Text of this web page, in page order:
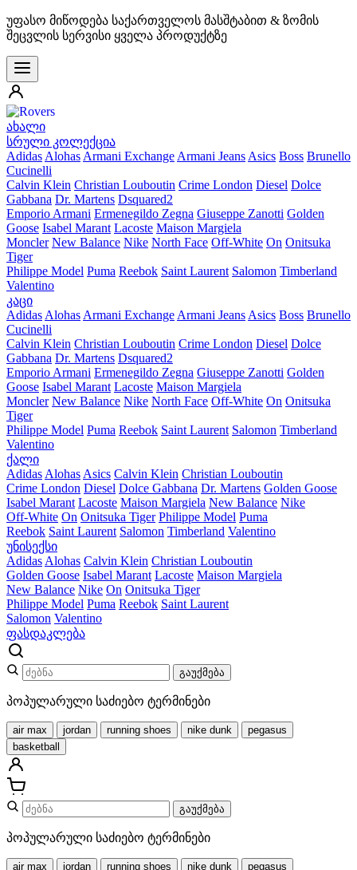
უფასო მიწოდება საქართველოს მასშტაბით & ზომის
შეცვლის სერვისი ყველა პროდუქტზე
ახალი
სრული კოლექცია
Adidas Alohas Armani Exchange Armani Jeans Asics Boss Brunello
Cucinelli
Calvin Klein Christian Louboutin Crime London Diesel Dolce
Gabbana Dr. Martens Dsquared2
Emporio Armani Ermenegildo Zegna Giuseppe Zanotti Golden
Goose Isabel Marant Lacoste Maison Margiela
Moncler New Balance Nike North Face Off-White On Onitsuka
Tiger
Philippe Model Puma Reebok Saint Laurent Salomon Timberland
Valentino
კაცი
Adidas Alohas Armani Exchange Armani Jeans Asics Boss Brunello
Cucinelli
Calvin Klein Christian Louboutin Crime London Diesel Dolce
Gabbana Dr. Martens Dsquared2
Emporio Armani Ermenegildo Zegna Giuseppe Zanotti Golden
Goose Isabel Marant Lacoste Maison Margiela
Moncler New Balance Nike North Face Off-White On Onitsuka
Tiger
Philippe Model Puma Reebok Saint Laurent Salomon Timberland
Valentino
ქალი
Adidas Alohas Asics Calvin Klein Christian Louboutin
Crime London Diesel Dolce Gabbana Dr. Martens Golden Goose
Isabel Marant Lacoste Maison Margiela New Balance Nike
Off-White On Onitsuka Tiger Philippe Model Puma
Reebok Saint Laurent Salomon Timberland Valentino
უნისექსი
Adidas Alohas Calvin Klein Christian Louboutin
Golden Goose Isabel Marant Lacoste Maison Margiela
New Balance Nike On Onitsuka Tiger
Philippe Model Puma Reebok Saint Laurent
Salomon Valentino
ფასდაკლება
გაუქმება
პოპულარული საძიებო ტერმინები
air max jordan running shoes nike dunk
pegasus
basketball
გაუქმება
პოპულარული საძიებო ტერმინები
air max jordan running shoes nike dunk
pegasus